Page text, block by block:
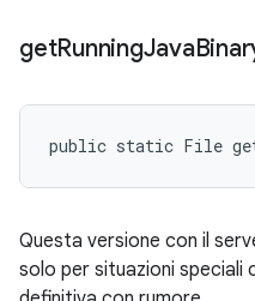
getRunningJava
public static File
Questa versione con il
solo per situazioni speciali